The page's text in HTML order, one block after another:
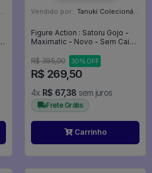
Vendido por: Tanuki Colecionáveis - SP
Figure Action : Satoru Gojo -
Maximatic - Novo - Sem Caixa
R$ 385,00
30% OFF
R$ 269,50
4x R$ 67,38 sem juros
Frete Grátis
Carrinho